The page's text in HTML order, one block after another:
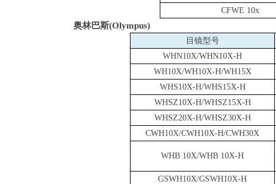
CFWE 10x
奥林巴斯(Olympus)
目镜型号
WHN10X/WHN10X-H
WH10X/WH10X-H/WH15X
WHS10X-H/WHS15X-H
WHSZ10X-H/WHSZ15X-H
WHSZ20X-H/WHSZ30X-H
CWH10X/CWH10X-H/CWH30X
WHB 10X/WHB 10X-H
GSWH10X/GSWH10X-H